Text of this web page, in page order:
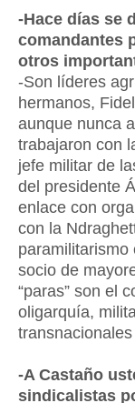
-Hace días se
comandantes
otros
-Son líderes
hermanos,
aunque nunca
trabajaron con
jefe militar de
del presidente
enlace con
con la
paramilitarismo
socio de
“paras” son el
oligarquía,
-A Castaño
sindicalistas